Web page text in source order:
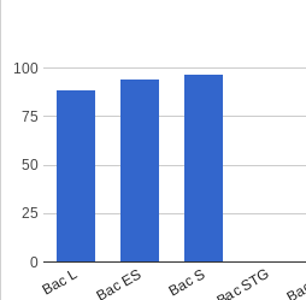
Bac L Bac ES Bac S Bac STG
0
25
50
75
100